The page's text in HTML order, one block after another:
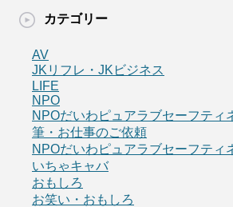
カテゴリー
AV
JKリフレ・JKビジネス
LIFE
NPO
NPOだいわピュアラブセーフティ
筆・お仕事のご依頼
NPOだいわピュアラブセーフティ
いちゃキャバ
おもしろ
お笑い・おもしろ